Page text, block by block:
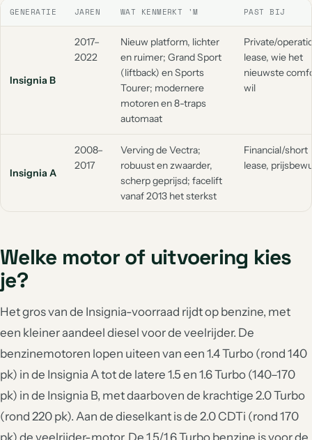
GENERATIE JAREN WAT KENMERKT 'M PAST BIJ
Insignia B
2017–
2022
Nieuw platform, lichter
en ruimer; Grand Sport
(liftback) en Sports
Tourer; modernere
motoren en 8-traps
automaat
Private/
lease, wie het
nieuwste
wil
Insignia A
2008–
2017
Verving de Vectra;
robuust en zwaarder,
scherp geprijsd; facelift
vanaf 2013 het sterkst
Financial/short
lease,
Welke motor of uitvoering kies
je?
Het gros van de Insignia-voorraad rijdt op benzine, met
een kleiner aandeel diesel voor de veelrijder. De
benzinemotoren lopen uiteen van een 1.4 Turbo (rond 140
pk) in de Insignia A tot de latere 1.5 en 1.6 Turbo (140–170
pk) in de Insignia B, met daarboven de krachtige 2.0 Turbo
(rond 220 pk). Aan de dieselkant is de 2.0 CDTi (rond 170
pk) de veelrijder-motor. De 1.5/1.6 Turbo benzine is voor de